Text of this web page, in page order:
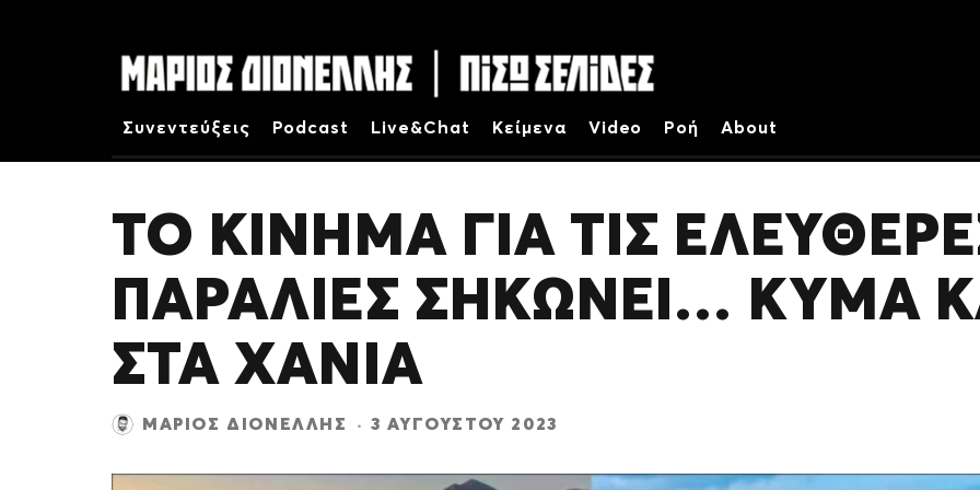
Συνεντεύξεις Podcast Live&Chat Κείμενα Video Ροή About
ΤΟ ΚΙΝΗΜΑ ΓΙΑ ΤΙΣ
ΠΑΡΑΛΙΕΣ ΣΗΚΩΝΕΙ… ΚΥΜΑ
ΣΤΑ ΧΑΝΙΑ
ΜΆΡΙΟΣ ΔΙΟΝΈΛΛΗΣ · 3 ΑΥΓΟΎΣΤΟΥ 2023